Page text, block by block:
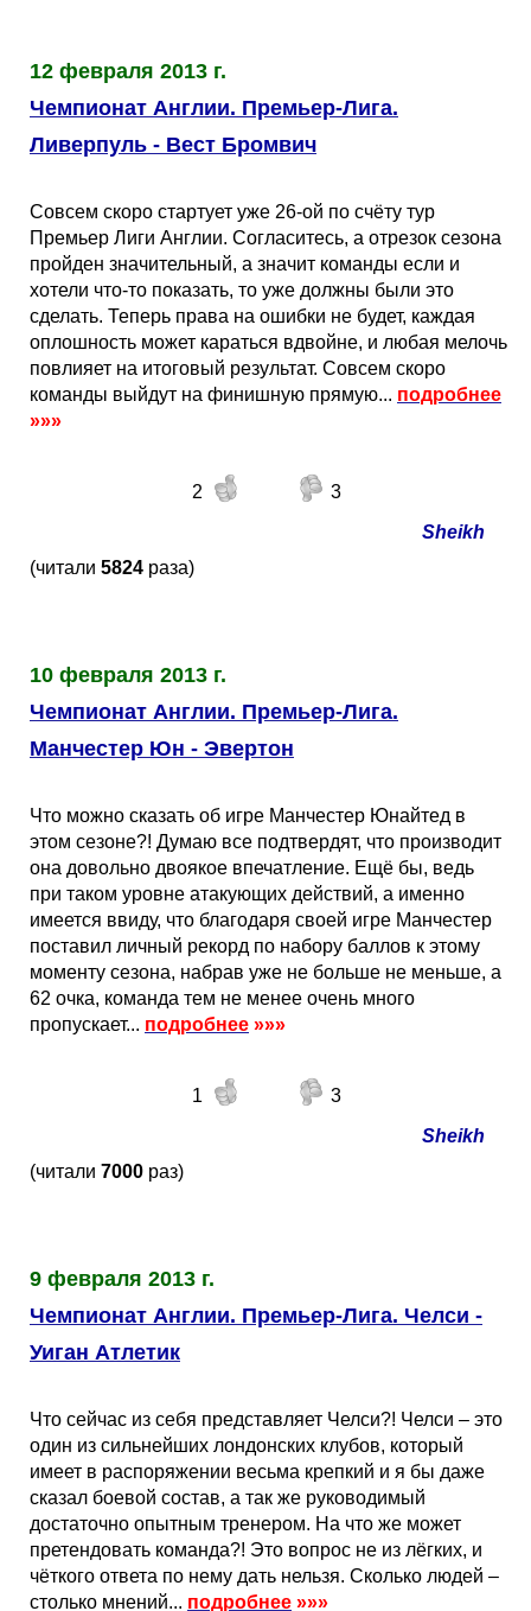
12 февраля 2013 г.
Чемпионат Англии. Премьер-Лига.
Ливерпуль - Вест Бромвич
Совсем скоро стартует уже 26-ой по счёту тур
Премьер Лиги Англии. Согласитесь, а отрезок сезона
пройден значительный, а значит команды если и
хотели что-то показать, то уже должны были это
сделать. Теперь права на ошибки не будет, каждая
оплошность может караться вдвойне, и любая мелочь
повлияет на итоговый результат. Совсем скоро
команды выйдут на финишную прямую... подробнее
»»»
2
3
Sheikh
(читали 5824 раза)
10 февраля 2013 г.
Чемпионат Англии. Премьер-Лига.
Манчестер Юн - Эвертон
Что можно сказать об игре Манчестер Юнайтед в
этом сезоне?! Думаю все подтвердят, что производит
она довольно двоякое впечатление. Ещё бы, ведь
при таком уровне атакующих действий, а именно
имеется ввиду, что благодаря своей игре Манчестер
поставил личный рекорд по набору баллов к этому
моменту сезона, набрав уже не больше не меньше, а
62 очка, команда тем не менее очень много
пропускает... подробнее »»»
1
3
Sheikh
(читали 7000 раз)
9 февраля 2013 г.
Чемпионат Англии. Премьер-Лига. Челси -
Уиган Атлетик
Что сейчас из себя представляет Челси?! Челси – это
один из сильнейших лондонских клубов, который
имеет в распоряжении весьма крепкий и я бы даже
сказал боевой состав, а так же руководимый
достаточно опытным тренером. На что же может
претендовать команда?! Это вопрос не из лёгких, и
чёткого ответа по нему дать нельзя. Сколько людей –
столько мнений... подробнее »»»